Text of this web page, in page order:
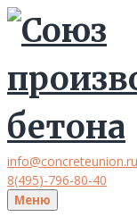
info@concreteunion.ru
8(495)-796-80-40
Меню